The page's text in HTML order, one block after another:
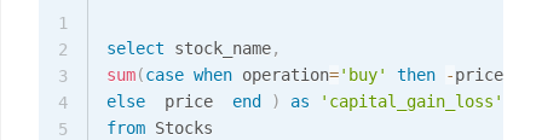
select stock_name,
sum(case when operation='buy' then -
else
  price
end ) as
'capital_gain_loss'
from
1
2
3
4
5